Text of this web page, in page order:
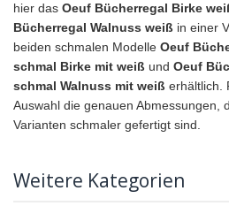
hier das Oeuf Bücherregal Birke
Bücherregal Walnuss weiß in einer
beiden schmalen Modelle Oeuf
schmal Birke mit weiß und Oeuf
schmal Walnuss mit weiß erhältlich.
Auswahl die genauen Abmessungen,
Varianten schmaler gefertigt sind.
Weitere Kategorien